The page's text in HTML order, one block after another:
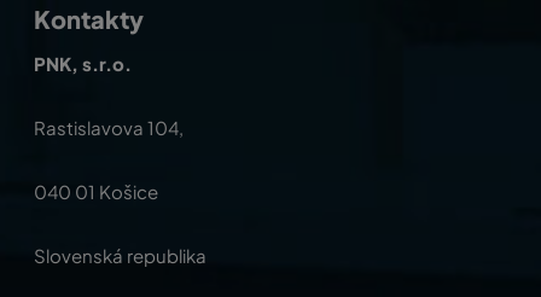
Kontakty
PNK, s.r.o.
Rastislavova 104,
040 01 Košice
Slovenská republika